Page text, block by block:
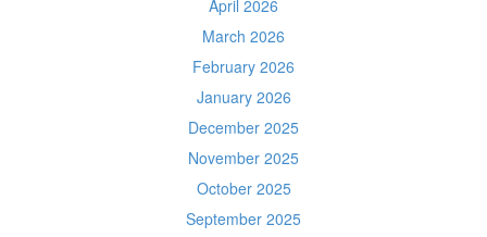
April 2026
March 2026
February 2026
January 2026
December 2025
November 2025
October 2025
September 2025